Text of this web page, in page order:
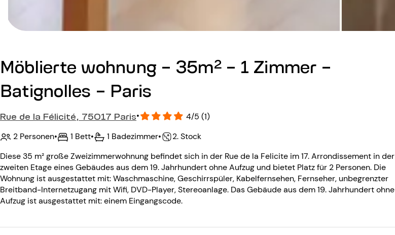
Möblierte wohnung - 35m² - 1 Zimmer -
Batignolles - Paris
Rue de la Félicité, 75017 Paris•
4/5 (1)
2 Personen• 1 Bett• 1 Badezimmer•
2. Stock
Diese 35 m² große Zweizimmerwohnung befindet sich in der Rue de la Felicite im 17. Arrondissement in der
zweiten Etage eines Gebäudes aus dem 19. Jahrhundert ohne Aufzug und bietet Platz für 2 Personen. Die
Wohnung ist ausgestattet mit: Waschmaschine, Geschirrspüler, Kabelfernsehen, Fernseher, unbegrenzter
Breitband-Internetzugang mit Wifi, DVD-Player, Stereoanlage. Das Gebäude aus dem 19. Jahrhundert ohne
Aufzug ist ausgestattet mit: einem Eingangscode.